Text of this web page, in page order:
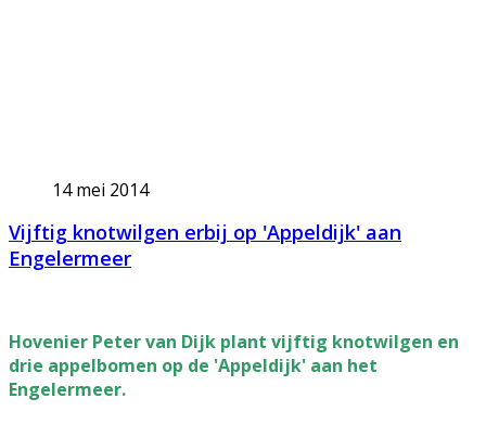
14 mei 2014
Vijftig knotwilgen erbij op 'Appeldijk' aan
Engelermeer
Hovenier Peter van Dijk plant vijftig knotwilgen en
drie appelbomen op de 'Appeldijk' aan het
Engelermeer.